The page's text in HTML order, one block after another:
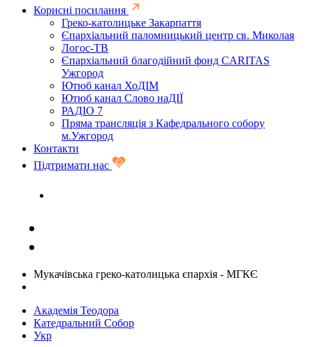
Корисні посилання
Греко-католицьке Закарпаття
Єпархіальний паломницький центр св. Миколая
Логос-ТВ
Єпархіальний благодійний фонд CARITAS
Ужгород
Ютюб канал ХоДІМ
Ютюб канал Слово наДІЇ
РАДІО 7
Пряма трансляція з Кафедрального собору
м.Ужгород
Контакти
Підтримати нас
Мукачівська греко-католицька єпархія - МГКЄ
Академія Теодора
Катедральний Собор
Укр